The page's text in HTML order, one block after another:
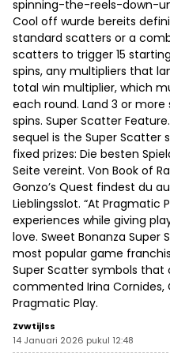
spinning-the-reels-down-
Cool off wurde bereits
standard scatters or a
scatters to trigger 15
spins, any multipliers that
total win multiplier, which
each round. Land 3 or
spins. Super Scatter
sequel is the Super Scatter
fixed prizes: Die besten
Seite vereint. Von Book of
Gonzo’s Quest findest du
Lieblingsslot. “At Pragmatic
experiences while giving
love. Sweet Bonanza
most popular game
Super Scatter symbols that
commented Irina
Pragmatic Play.
Zvwtijlss
14 Januari 2026 pukul 12:48